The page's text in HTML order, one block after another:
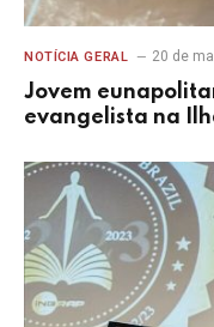
NOTÍCIA GERAL 20 de
Jovem
evangelista na